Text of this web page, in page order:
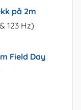
på 2m
123 Hz)
Field Day